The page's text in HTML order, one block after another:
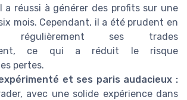
a réussi à générer des profits sur une
mois. Cependant, il a été prudent en
régulièrement ses trades
ce qui a réduit le risque
pertes.
et ses paris audacieux :
avec une solide expérience dans